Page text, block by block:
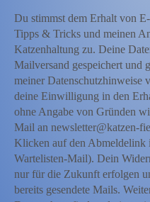
Du stimmst dem Erhalt von
Tipps & Tricks und meinen
Katzenhaltung zu. Deine
Mailversand gespeichert und
meiner Datenschutzhinweise
deine Einwilligung in den
ohne Angabe von Gründen
Mail an newsletter@katzen-
Klicken auf den Abmeldelink
Wartelisten-Mail). Dein
nur für die Zukunft erfolgen
bereits gesendete Mails.